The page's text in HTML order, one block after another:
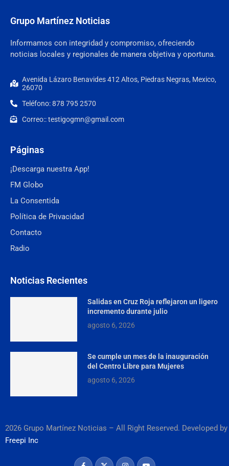
Grupo Martínez Noticias
Informamos con integridad y compromiso, ofreciendo
noticias locales y regionales de manera objetiva y oportuna.
Avenida Lázaro Benavides 412 Altos, Piedras Negras, Mexico,
26070
Teléfono: 878 795 2570
Correo:: testigogmn@gmail.com
Páginas
¡Descarga nuestra App!
FM Globo
La Consentida
Política de Privacidad
Contacto
Radio
Noticias Recientes
Salidas en Cruz Roja reflejaron un ligero
incremento durante julio
agosto 6, 2026
Se cumple un mes de la inauguración
del Centro Libre para Mujeres
agosto 6, 2026
2026 Grupo Martínez Noticias – All Right Reserved. Developed by
Freepi Inc